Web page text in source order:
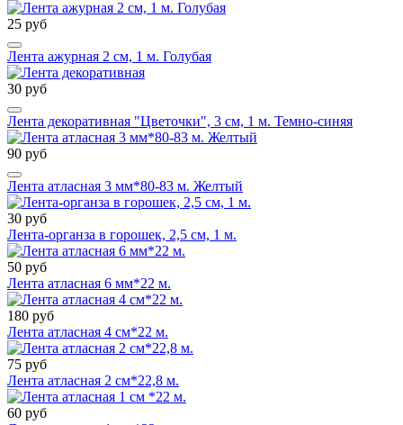
25 руб
Лента ажурная 2 см, 1 м. Голубая
30 руб
Лента декоративная "Цветочки", 3 см, 1 м. Темно-синяя
90 руб
Лента атласная 3 мм*80-83 м. Желтый
30 руб
Лента-органза в горошек, 2,5 см, 1 м.
50 руб
Лента атласная 6 мм*22 м.
180 руб
Лента атласная 4 см*22 м.
75 руб
Лента атласная 2 см*22,8 м.
60 руб